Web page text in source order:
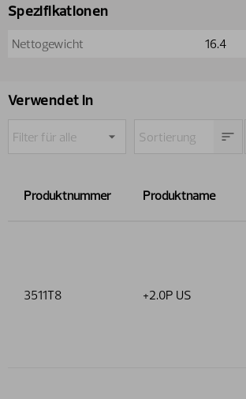
Spezifikationen
Nettogewicht 16.4
Verwendet in
Produktnummer Produktname
3511T8 +2.0P US